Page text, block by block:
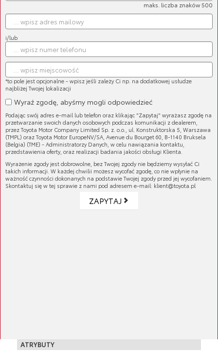
345,54 zł
Oryginalna, przednia tarcza hamulcowa.
Układ hamulcowy to prawdopodobnie
najważniejszy układ każdego samochodu, a
tarcze hamulce to bardzo istotne jego
elementy. Tarcze współpracując z klockami
hamulcowymi powodują zmniejszenie prędkości
pojazdu lub jego bezpieczne zatrzymanie. To
Toyota podlegają ścisłej kontroli jakości na
Auris
ATRYBUTY
maks. liczba znaków 500
i/lub
*to pole jest opcjonalne - wpisz jeśli zależy Ci np. na dodatkowej usłudze
najbliżej Twojej lokalizacji
Wyraź zgodę, abyśmy mogli odpowiedzieć
Podając swój adres e-mail lub telefon oraz klikając "Zapytaj" wyrażasz zgodę na
przetwarzanie swoich danych osobowych podczas komunikacji z dealerem,
przez Toyota Motor Company Limited Sp. z. o.o., ul. Konstruktorska 5, Warszawa
(TMPL) oraz Toyota Motor EuropeNV/SA, Avenue du Bourget 60, B-1140 Bruksela
(Belgia) (TME) - Administratorzy Danych, w celu nawiązania kontaktu,
przedstawienia oferty, oraz realizacji badania jakości obsługi Klienta.
Wyrażenie zgody jest dobrowolne, bez Twojej zgody nie będziemy wysyłać Ci
takich informacji. W każdej chwilii możesz wycofać zgodę, co nie wpłynie na
ważność czynności dokonanych na podstawie Twojej zgody przed jej wycofaniem.
Skontaktuj się w tej sprawie z nami pod adresem e-mail: klient@toyota.pl
ZAPYTAJ